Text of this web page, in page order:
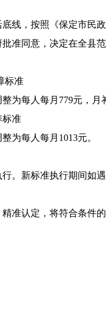
线，按照《保定市民
准同意，决定在全县
标准
为每人每月779元，月
标准
为每人每月1013元。
行。新标准执行期间如
准认定，将符合条件